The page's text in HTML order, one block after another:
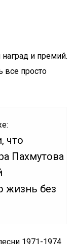
и премий.
все просто
что
Пахмутова
жизнь без
1971-1974